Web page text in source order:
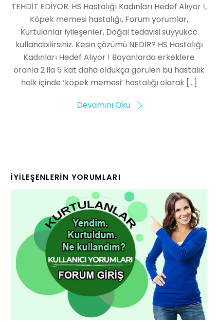
TEHDİT EDİYOR. HS Hastalığı Kadınları Hedef Alıyor !,
Köpek memesi hastalığı, Forum yorumlar,
Kurtulanlar iyileşenler, Doğal tedavisi suyyukcc
kullanabilirsiniz. Kesin çözümü NEDİR? HS Hastalığı
Kadınları Hedef Alıyor ! Bayanlarda erkeklere
oranla 2 ila 5 kat daha oldukça görülen bu hastalık
halk içinde ‘köpek memesi’ hastalığı olarak […]
Devamını Oku
İYILEŞENLERIN YORUMLARI